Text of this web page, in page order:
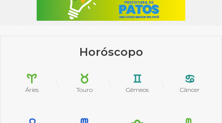
Horóscopo
Áries Touro Gêmeos Câncer